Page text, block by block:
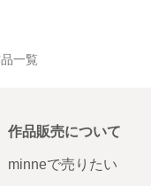
一覧
作品販売について
minneで売りたい